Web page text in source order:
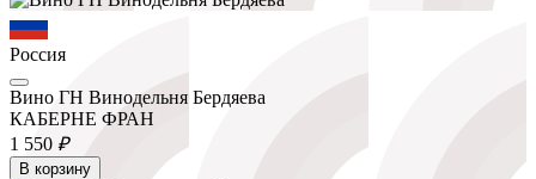
Россия
Вино ГН Винодельня Бердяева
КАБЕРНЕ ФРАН
1 550 ₽
В корзину